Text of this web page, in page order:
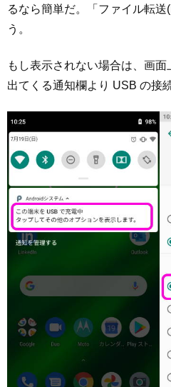
るなら簡単だ。「ファイル転送
う。
もし表示されない場合は、画
出てくる通知欄より USB の接